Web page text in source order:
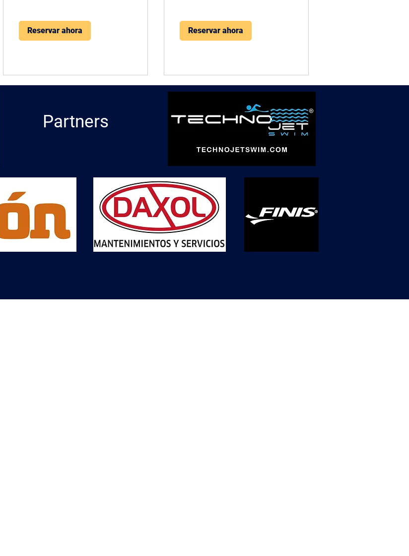
Reservar ahora Reservar ahora
Partners